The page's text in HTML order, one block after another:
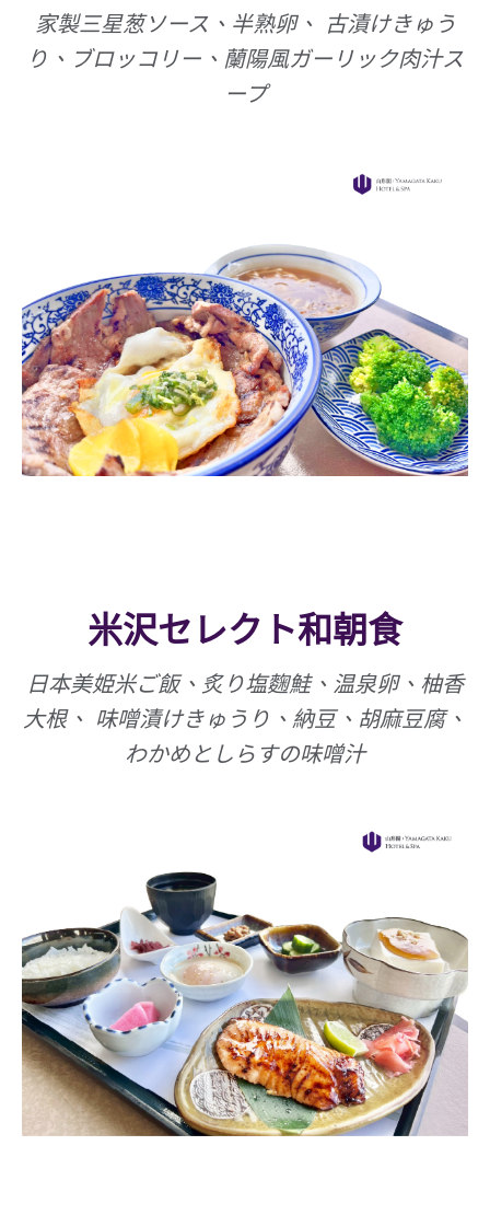
家製三星葱ソース、半熟卵、 古漬けきゅう
り、ブロッコリー、蘭陽風ガーリック肉汁ス
ープ
米沢セレクト和朝食
日本美姫米ご飯、炙り塩麴鮭、温泉卵、柚香
大根、 味噌漬けきゅうり、納豆、胡麻豆腐、
わかめとしらすの味噌汁